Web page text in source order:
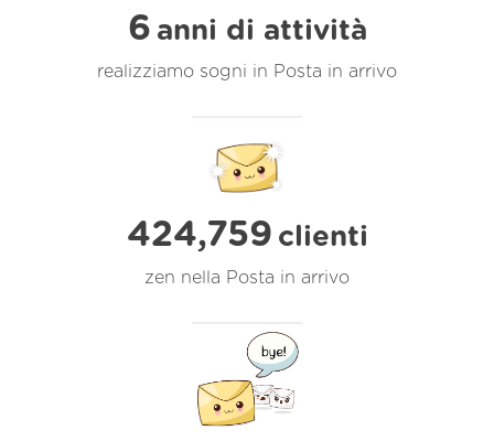
6 anni di attività
realizziamo sogni in Posta in arrivo
424,759 clienti
zen nella Posta in arrivo